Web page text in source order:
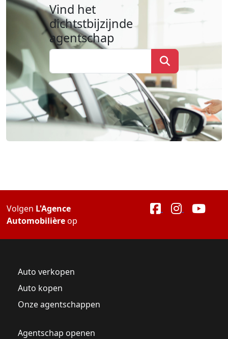
Vind het
dichtstbijzijnde
agentschap
Volgen L'Agence
Automobilièreop
Auto verkopen
Auto kopen
Onze agentschappen
Agentschap openen